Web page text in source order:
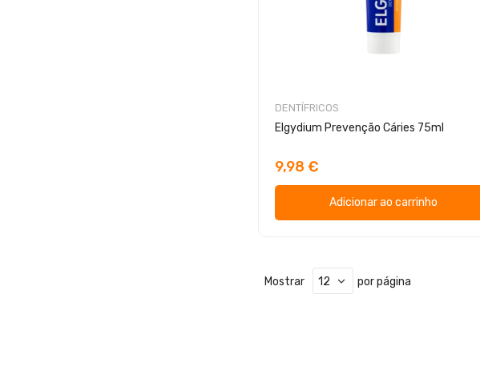
DENTÍFRICOS
Elgydium Prevenção Cáries 75ml
9,98 €
Adicionar ao carrinho
Mostrar por página